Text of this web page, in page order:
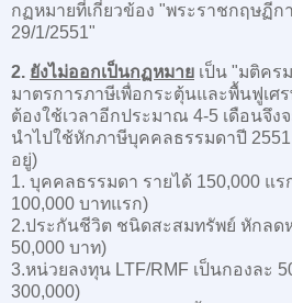
กฏหมายที่เกี่ยวข้อง "พระราชกฤษฏีก
29/1/2551"
2. ยังไม่ออกเป็นกฏหมาย เป็น "มติคร
มาตรการภาษีเพื่อกระตุ้นและพื้นฟูเศ
ต้องใช้เวลาอีกประมาณ 4-5 เดือนจึง
นำไปใช้หักภาษีบุคคลธรรมดาปี
อยู่)
1. บุคคลธรรมดา รายได้ 150,000 แร
100,000 บาทแรก)
2.ประกันชีวิต ชนิดสะสมทรัพย์ หักลด
50,000 บาท)
3.หน่วยลงทุน LTF/RMF เป็นกองละ
300,000)